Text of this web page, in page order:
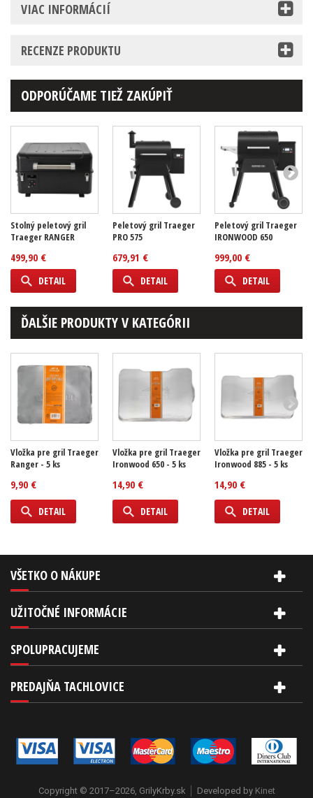
VIAC INFORMÁCIÍ
RECENZE PRODUKTU
ODPORÚČAME TIEŽ ZAKÚPIŤ
Stolný peletový gril
Traeger RANGER
499,90 €
DETAIL
Peletový gril Traeger
PRO 575
679,91 €
DETAIL
Peletový gril Traeger
IRONWOOD 650
999,00 €
DETAIL
ĎALŠIE PRODUKTY V KATEGÓRII
Vložka pre gril Traeger
Ranger - 5 ks
9,90 €
DETAIL
Vložka pre gril Traeger
Ironwood 650 - 5 ks
14,90 €
DETAIL
Vložka pre gril Traeger
Ironwood 885 - 5 ks
14,90 €
DETAIL
VŠETKO O NÁKUPE
UŽITOČNÉ INFORMÁCIE
SPOLUPRACUJEME
PREDAJŇA TACHLOVICE
Copyright © 2017–2026, GrilyKrby.sk Developed by Kinet